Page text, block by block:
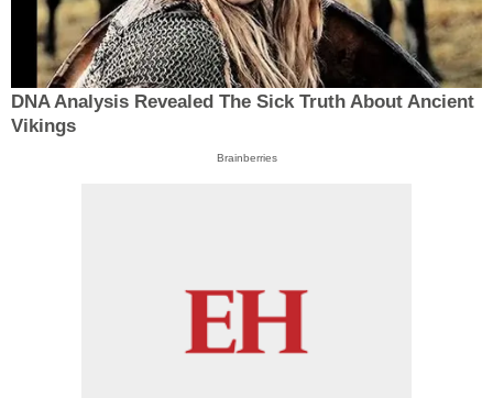
DNA Analysis Revealed The Sick Truth About Ancient
Vikings
Brainberries